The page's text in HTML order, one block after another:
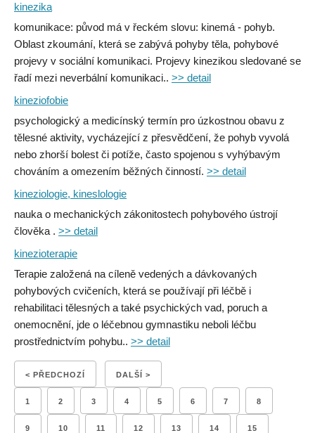
kinezika
komunikace: původ má v řeckém slovu: kinemá - pohyb.
Oblast zkoumání, která se zabývá pohyby těla, pohybové
projevy v sociální komunikaci. Projevy kinezikou sledované se
řadí mezi neverbální komunikaci.. >> detail
kineziofobie
psychologický a medicínský termín pro úzkostnou obavu z
tělesné aktivity, vycházející z přesvědčení, že pohyb vyvolá
nebo zhorší bolest či potíže, často spojenou s vyhýbavým
chováním a omezením běžných činností. >> detail
kineziologie, kineslologie
nauka o mechanických zákonitostech pohybového ústrojí
člověka . >> detail
kinezioterapie
Terapie založená na cíleně vedených a dávkovaných
pohybových cvičeních, která se používají při léčbě i
rehabilitaci tělesných a také psychických vad, poruch a
onemocnění, jde o léčebnou gymnastiku neboli léčbu
prostřednictvím pohybu.. >> detail
< PŘEDCHOZÍ DALŠÍ >
1 2 3 4 5 6 7 8
9 10 11 12 13 14 15